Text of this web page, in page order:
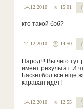
14.12.2010 15:01
кто такой бэб?
14.12.2010 14:50
Народ!!! Вы чего тут
имеет результат. И
Баскетбол все еще
караван идет!
14.12.2010 12:55